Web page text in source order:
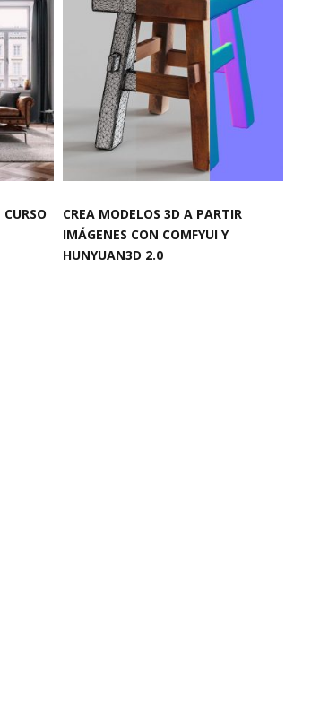
CREA MODELOS 3D A PARTIR
IMÁGENES CON COMFYUI Y
HUNYUAN3D 2.0